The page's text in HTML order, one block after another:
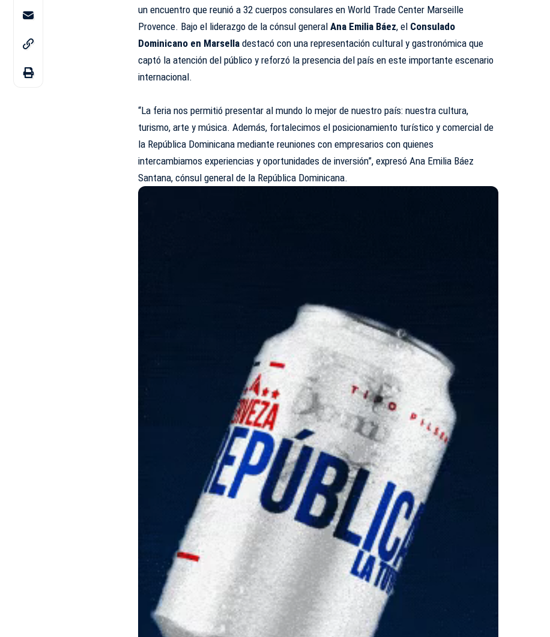
un encuentro que reunió a 32 cuerpos consulares en World Trade Center Marseille
Provence. Bajo el liderazgo de la cónsul generalAna Emilia Báez, el Consulado
Dominicano en Marselladestacó con una representación cultural y gastronómica que
captó la atención del público y reforzó la presencia del país en este importante escenario
internacional.
“La feria nos permitió presentar al mundo lo mejor de nuestro país: nuestra cultura,
turismo, arte y música. Además, fortalecimos el posicionamiento turístico y comercial de
la República Dominicana mediante reuniones con empresarios con quienes
intercambiamos experiencias y oportunidades de inversión”, expresó Ana Emilia Báez
Santana, cónsul general de la República Dominicana.